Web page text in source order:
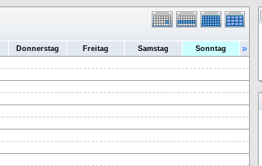
Donnerstag Freitag Samstag Sonntag »